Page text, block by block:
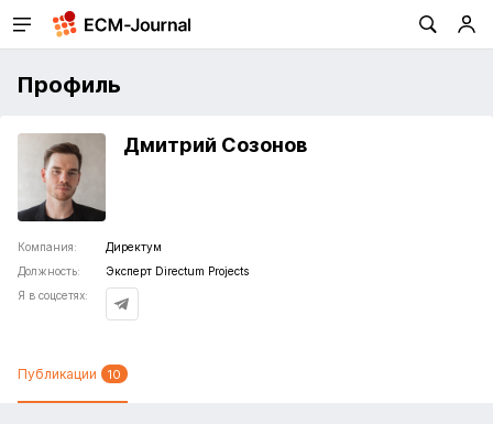
Профиль
Дмитрий Созонов
Компания:
Директум
Должность:
Эксперт Directum Projects
Я в соцсетях:
Публикации 10